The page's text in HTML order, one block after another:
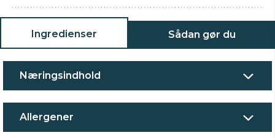
Ingredienser Sådan gør du
Næringsindhold
Allergener